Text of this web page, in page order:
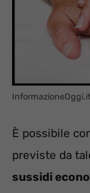
InformazioneOggi.it
È possibile
previste da
sussidi